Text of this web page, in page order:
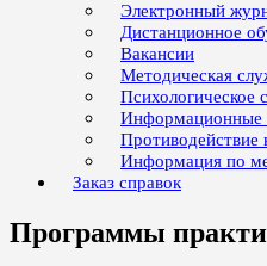
Электронный
Дистанционное
Вакансии
Методическая
Психологическое
Информационные
Противодействие
Информация по
Заказ справок
Программы